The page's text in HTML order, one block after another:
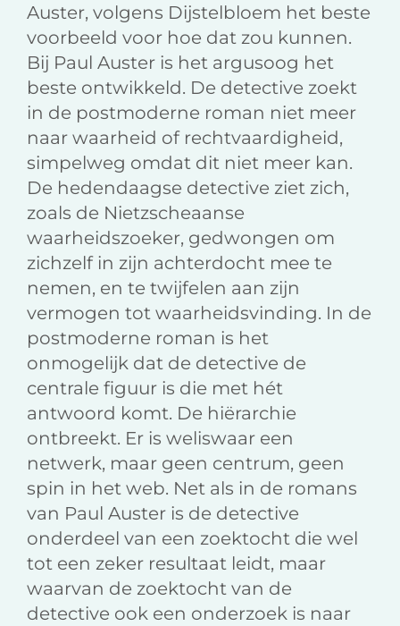
Auster, volgens Dijstelbloem het beste
voorbeeld voor hoe dat zou kunnen.
Bij Paul Auster is het argusoog het
beste ontwikkeld. De detective zoekt
in de postmoderne roman niet meer
naar waarheid of rechtvaardigheid,
simpelweg omdat dit niet meer kan.
De hedendaagse detective ziet zich,
zoals de Nietzscheaanse
waarheidszoeker, gedwongen om
zichzelf in zijn achterdocht mee te
nemen, en te twijfelen aan zijn
vermogen tot waarheidsvinding. In de
postmoderne roman is het
onmogelijk dat de detective de
centrale figuur is die met hét
antwoord komt. De hiërarchie
ontbreekt. Er is weliswaar een
netwerk, maar geen centrum, geen
spin in het web. Net als in de romans
van Paul Auster is de detective
onderdeel van een zoektocht die wel
tot een zeker resultaat leidt, maar
waarvan de zoektocht van de
detective ook een onderzoek is naar